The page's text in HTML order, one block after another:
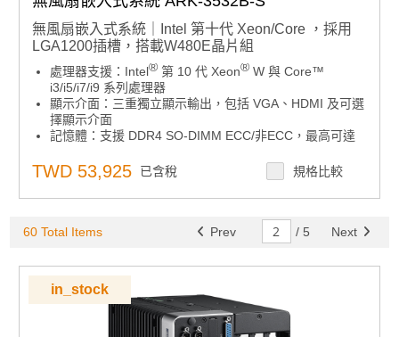
無風扇嵌入式系統｜Intel 第十代 Xeon/Core ，採用
LGA1200插槽，搭載W480E晶片組
處理器支援：Intel® 第 10 代 Xeon® W 與 Core™
i3/i5/i7/i9 系列處理器
顯示介面：三重獨立顯示輸出，包括 VGA、HDMI 及可選
擇顯示介面
記憶體：支援 DDR4 SO-DIMM ECC/非ECC，最高可達
電源輸入：12-36V DC 寬電壓範圍
儲存擴充：最多支援 4 組 2.5 吋硬碟，並支援 Intel ®
RAID
16 位元 DIO 及 TPM 2.0
作業系統相容性：支援 Windows 10 IoT /Windows 11
IoT（選配）
軟體支援：搭配 SUSI API、WISE-DeviceOn、McAfee
及 Acronis
USB 特性：2 個獨立 USB 3.0，採用可鎖定設計
配件：包含電源線與配置器
TWD 53,925 已含稅 規格比較
60 Total Items Prev / 5 Next
in_stock